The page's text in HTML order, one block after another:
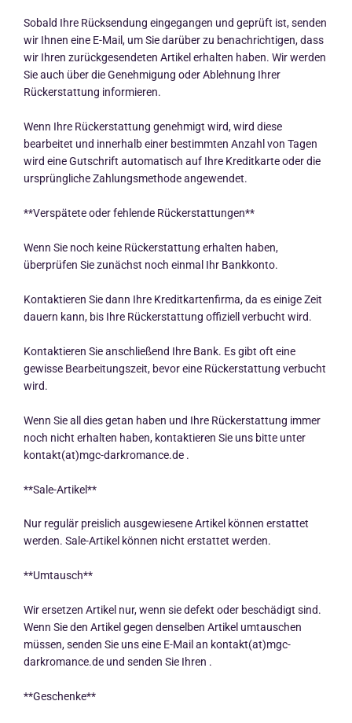
Sobald Ihre Rücksendung eingegangen und geprüft ist, senden
wir Ihnen eine E-Mail, um Sie darüber zu benachrichtigen, dass
wir Ihren zurückgesendeten Artikel erhalten haben. Wir werden
Sie auch über die Genehmigung oder Ablehnung Ihrer
Rückerstattung informieren.
Wenn Ihre Rückerstattung genehmigt wird, wird diese
bearbeitet und innerhalb einer bestimmten Anzahl von Tagen
wird eine Gutschrift automatisch auf Ihre Kreditkarte oder die
ursprüngliche Zahlungsmethode angewendet.
**Verspätete oder fehlende Rückerstattungen**
Wenn Sie noch keine Rückerstattung erhalten haben,
überprüfen Sie zunächst noch einmal Ihr Bankkonto.
Kontaktieren Sie dann Ihre Kreditkartenfirma, da es einige Zeit
dauern kann, bis Ihre Rückerstattung offiziell verbucht wird.
Kontaktieren Sie anschließend Ihre Bank. Es gibt oft eine
gewisse Bearbeitungszeit, bevor eine Rückerstattung verbucht
wird.
Wenn Sie all dies getan haben und Ihre Rückerstattung immer
noch nicht erhalten haben, kontaktieren Sie uns bitte unter
kontakt(at)mgc-darkromance.de .
**Sale-Artikel**
Nur regulär preislich ausgewiesene Artikel können erstattet
werden. Sale-Artikel können nicht erstattet werden.
**Umtausch**
Wir ersetzen Artikel nur, wenn sie defekt oder beschädigt sind.
Wenn Sie den Artikel gegen denselben Artikel umtauschen
müssen, senden Sie uns eine E-Mail an kontakt(at)mgc-
darkromance.de und senden Sie Ihren .
**Geschenke**